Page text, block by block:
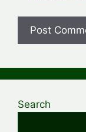
Search